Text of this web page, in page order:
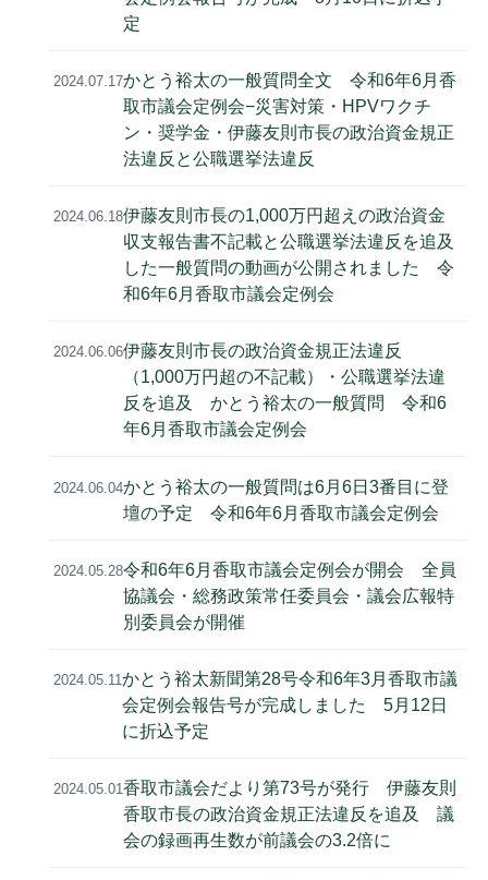
定
2024.07.17かとう裕太の一般質問全文 令和6年6月香
取市議会定例会−災害対策・HPVワクチ
ン・奨学金・伊藤友則市長の政治資金規正
法違反と公職選挙法違反
2024.06.18伊藤友則市長の1,000万円超えの政治資金
収支報告書不記載と公職選挙法違反を追及
した一般質問の動画が公開されました 令
和6年6月香取市議会定例会
2024.06.06伊藤友則市長の政治資金規正法違反
（1,000万円超の不記載）・公職選挙法違
反を追及 かとう裕太の一般質問 令和6
年6月香取市議会定例会
2024.06.04かとう裕太の一般質問は6月6日3番目に登
壇の予定 令和6年6月香取市議会定例会
2024.05.28令和6年6月香取市議会定例会が開会 全員
協議会・総務政策常任委員会・議会広報特
別委員会が開催
2024.05.11かとう裕太新聞第28号令和6年3月香取市議
会定例会報告号が完成しました 5月12日
に折込予定
2024.05.01香取市議会だより第73号が発行 伊藤友則
香取市長の政治資金規正法違反を追及 議
会の録画再生数が前議会の3.2倍に